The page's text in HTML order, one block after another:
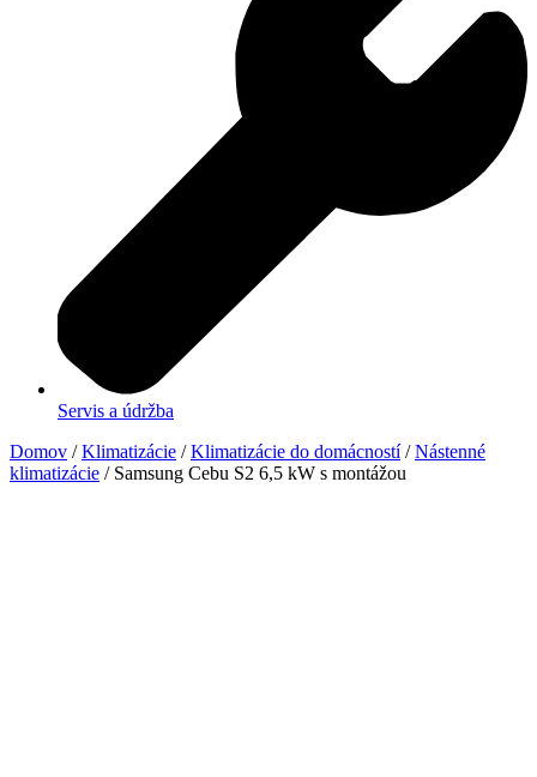
Servis a údržba
Domov /Klimatizácie /Klimatizácie do domácností/Nástenné
klimatizácie / Samsung Cebu S2 6,5 kW s montážou